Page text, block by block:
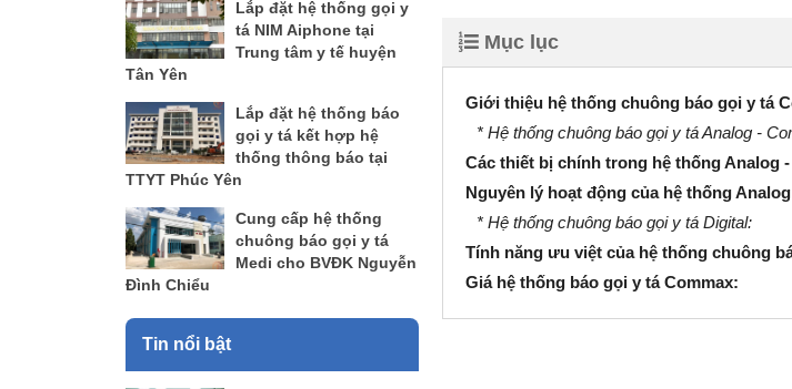
Lắp đặt hệ thống gọi y
tá NIM Aiphone tại
Trung tâm y tế huyện
Tân Yên
Lắp đặt hệ thống báo
gọi y tá kết hợp hệ
thống thông báo tại
TTYT Phúc Yên
Cung cấp hệ thống
chuông báo gọi y tá
Medi cho BVĐK Nguyễn
Đình Chiểu
Tin nổi bật
Mục lục
Giới thiệu hệ thống chuông báo gọi y tá
* Hệ thống chuông báo gọi y tá Analog -
Các thiết bị chính trong hệ thống Analog
Nguyên lý hoạt động của hệ thống
* Hệ thống chuông báo gọi y tá Digital:
Tính năng ưu việt của hệ thống chuông
Giá hệ thống báo gọi y tá Commax: